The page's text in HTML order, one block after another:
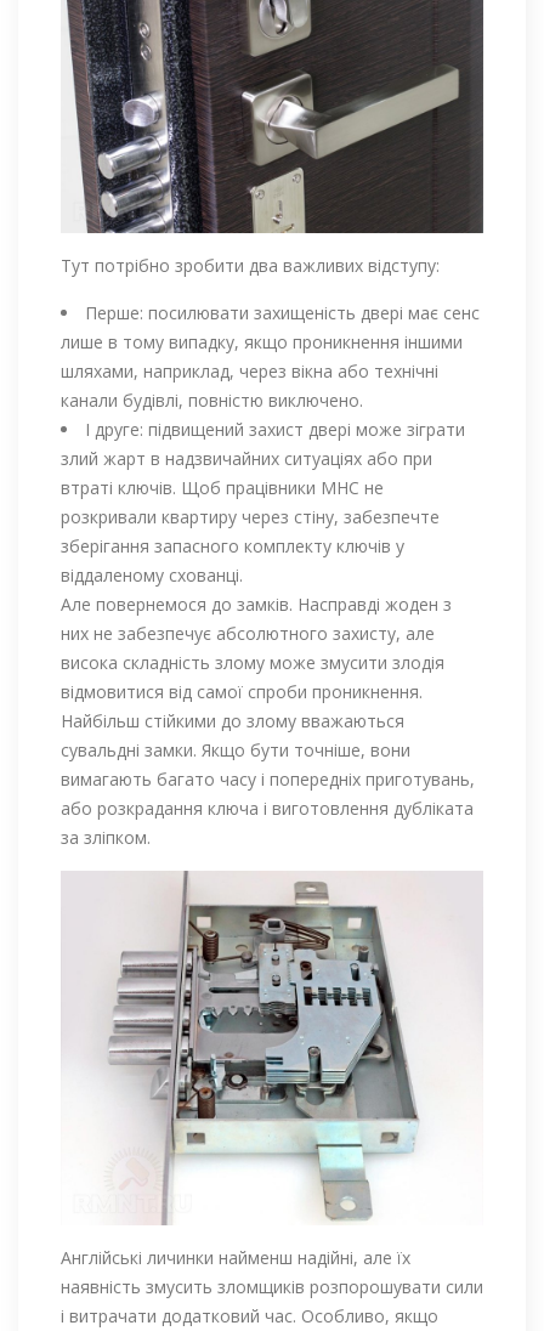
Тут потрібно зробити два важливих відступу:
Перше: посилювати захищеність двері має сенс
лише в тому випадку, якщо проникнення іншими
шляхами, наприклад, через вікна або технічні
канали будівлі, повністю виключено.
І друге: підвищений захист двері може зіграти
злий жарт в надзвичайних ситуаціях або при
втраті ключів. Щоб працівники МНС не
розкривали квартиру через стіну, забезпечте
зберігання запасного комплекту ключів у
віддаленому схованці.
Але повернемося до замків. Насправді жоден з
них не забезпечує абсолютного захисту, але
висока складність злому може змусити злодія
відмовитися від самої спроби проникнення.
Найбільш стійкими до злому вважаються
сувальдні замки. Якщо бути точніше, вони
вимагають багато часу і попередніх приготувань,
або розкрадання ключа і виготовлення дубліката
за зліпком.
Англійські личинки найменш надійні, але їх
наявність змусить зломщиків розпорошувати сили
і витрачати додатковий час. Особливо, якщо